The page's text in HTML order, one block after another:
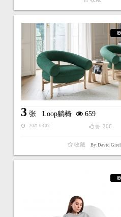
3张 Loop躺椅 659
2021-03-02 赞 206
收藏 By:David Girel